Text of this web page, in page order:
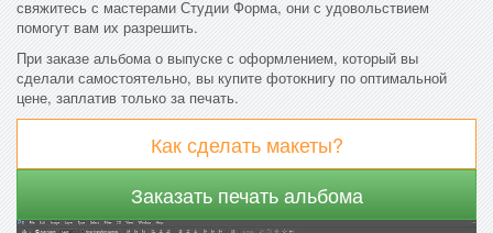
свяжитесь с мастерами Студии Форма, они с удовольствием
помогут вам их разрешить.
При заказе альбома о выпуске с оформлением, который вы
сделали самостоятельно, вы купите фотокнигу по оптимальной
цене, заплатив только за печать.
Как сделать макеты?
Заказать печать альбома